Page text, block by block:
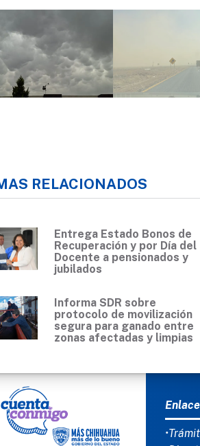
RELACIONADOS
Entrega Estado Bonos de
Recuperación y por Día del
Docente a pensionados y
jubilados
Informa SDR sobre
protocolo de movilización
segura para ganado entre
zonas afectadas y limpias